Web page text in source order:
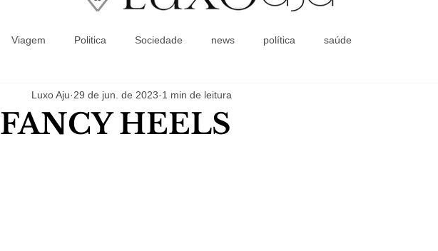
Coluna Social
Viagem Politica Sociedade news política saúde
FANCY HEELS
Luxo Aju 29 de jun. de 2023 1 min de leitura